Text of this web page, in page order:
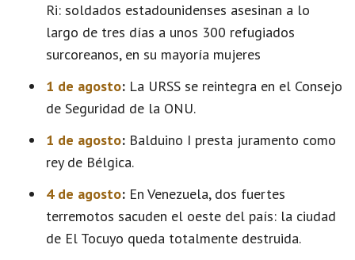
Ri: soldados estadounidenses asesinan a lo
largo de tres días a unos 300 refugiados
surcoreanos, en su mayoría mujeres
1 de agosto: La URSS se reintegra en el Consejo
de Seguridad de la ONU.
1 de agosto: Balduino I presta juramento como
rey de Bélgica.
4 de agosto: En Venezuela, dos fuertes
terremotos sacuden el oeste del país: la ciudad
de El Tocuyo queda totalmente destruida.